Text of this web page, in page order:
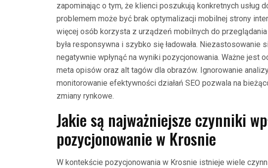
zapominając o tym, że klienci poszukują konkretnych usług
problemem może być brak optymalizacji mobilnej strony
więcej osób korzysta z urządzeń mobilnych do
była responsywna i szybko się ładowała. Niezastosowanie
negatywnie wpłynąć na wyniki pozycjonowania. Ważne jest
meta opisów oraz alt tagów dla obrazów. Ignorowanie
monitorowanie efektywności działań SEO pozwala na
zmiany rynkowe.
Jakie są najważniejsze czynniki
pozycjonowanie w Krosnie
W kontekście pozycjonowania w Krosnie istnieje wiele